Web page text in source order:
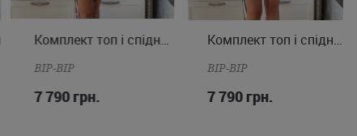
S M Комплект топ і спідниця
BIP-BIP
7 790 грн.
S M Комплект топ і спідниця
BIP-BIP
7 790 грн.